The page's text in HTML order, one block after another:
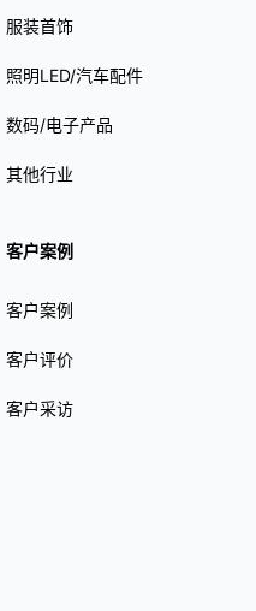
服装首饰
照明LED/汽车配件
数码/电子产品
其他行业
客户案例
客户案例
客户评价
客户采访